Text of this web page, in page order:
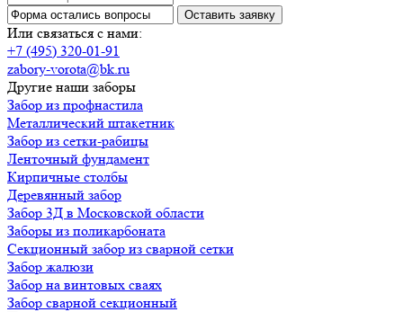
Или связаться с нами:
+7 (495) 320-01-91
zabory-vorota@bk.ru
Другие наши заборы
Забор из профнастила
Металлический штакетник
Забор из сетки-рабицы
Ленточный фундамент
Кирпичные столбы
Деревянный забор
Забор 3Д в Московской области
Заборы из поликарбоната
Секционный забор из сварной сетки
Забор жалюзи
Забор на винтовых сваях
Забор сварной секционный